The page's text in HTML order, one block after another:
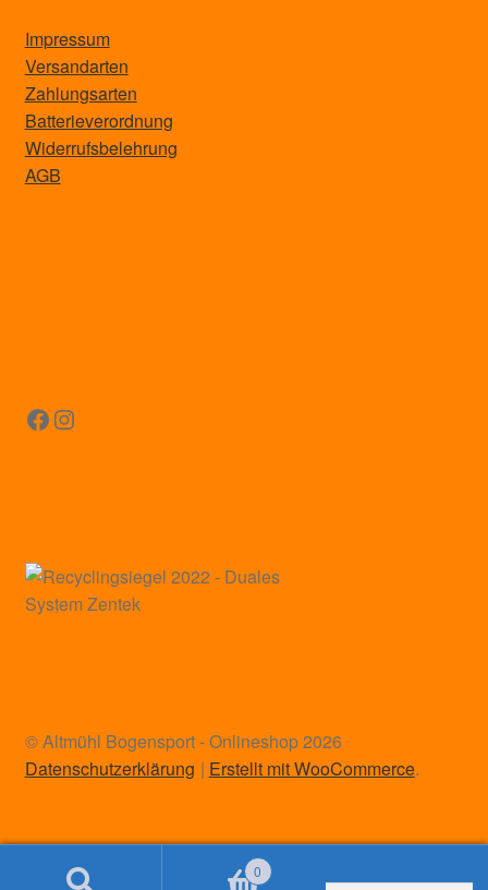
Impressum
Versandarten
Zahlungsarten
Batterieverordnung
Widerrufsbelehrung
AGB
Facebook
Instagram
© Altmühl Bogensport - Onlineshop 2026
Datenschutzerklärung
Erstellt mit WooCommerce.
0